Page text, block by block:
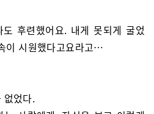
후련했어요. 내게 못되게 굴었
이 시원했다고요라고…
없었다.